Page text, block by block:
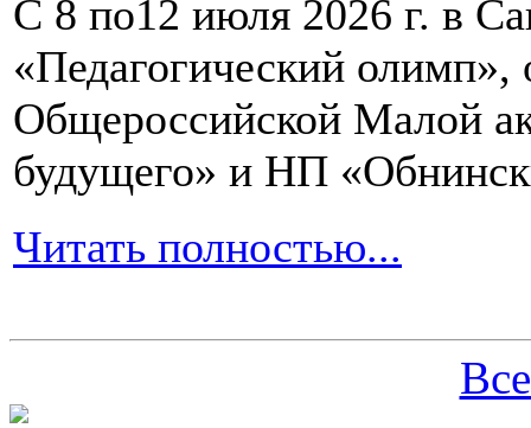
С 8 по12 июля 2026 г. в
«Педагогический олимп»,
Общероссийской Малой
будущего» и НП
Читать полностью...